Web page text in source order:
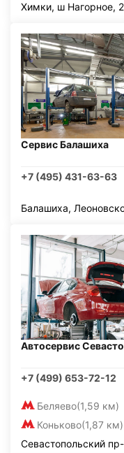
Химки, ш Нагорное,
Сервис Балашиха
+7 (495) 431-63-63
Балашиха,
Автосервис
+7 (499) 653-72-12
Беляево(1,59 км)
Коньково(1,87 км)
Севастопольский